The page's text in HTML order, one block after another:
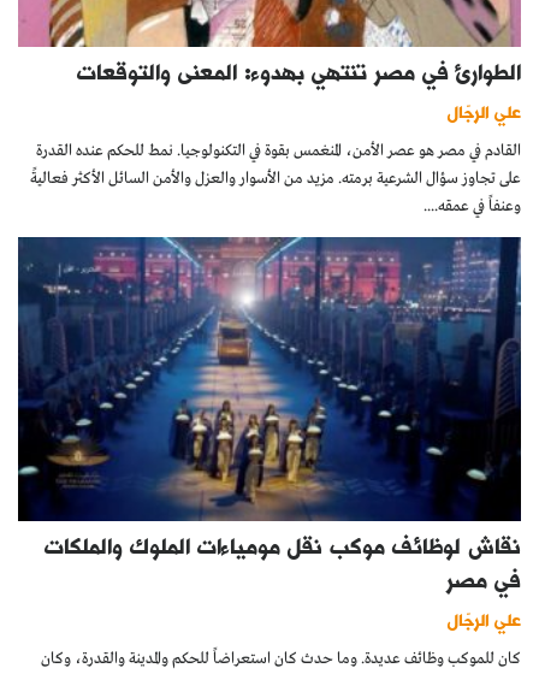
الطوارئ في مصر تنتهي بهدوء: المعنى والتوقعات
علي الرجّال
القادم في مصر هو عصر الأمن، المنغمس بقوة في التكنولوجيا. نمط للحكم عنده القدرة
على تجاوز سؤال الشرعية برمته. مزيد من الأسوار والعزل والأمن السائل الأكثر فعاليةً
وعنفاً في عمقه....
نقاش لوظائف موكب نقل مومياءات الملوك والملكات
في مصر
علي الرجّال
كان للموكب وظائف عديدة. وما حدث كان استعراضاً للحكم والمدينة والقدرة، وكان